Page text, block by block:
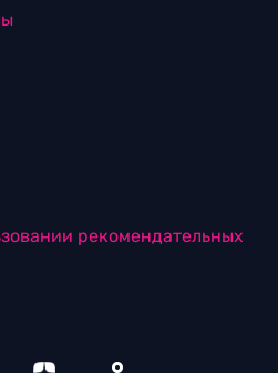
рекомендательных